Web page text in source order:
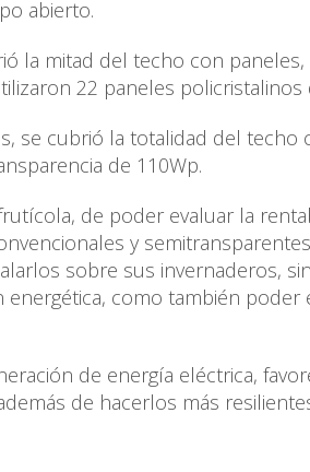
abierto.
la mitad del techo con
22 paneles policristalinos
se cubrió la totalidad del techo
de 110Wp.
de poder evaluar la
y
sobre sus invernaderos,
como también poder
de energía eléctrica,
de hacerlos más